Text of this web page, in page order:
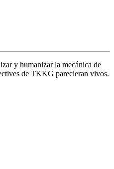
y humanizar la mecánica de
de TKKG parecieran vivos.